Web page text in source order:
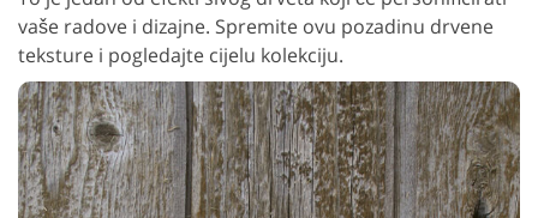
vaše radove i dizajne. Spremite ovu pozadinu drvene
teksture i pogledajte cijelu kolekciju.